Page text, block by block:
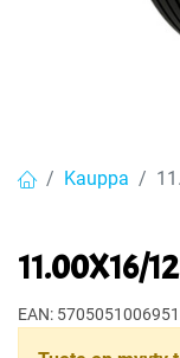
Kauppa
11.00X16/
EAN: 5705051006951